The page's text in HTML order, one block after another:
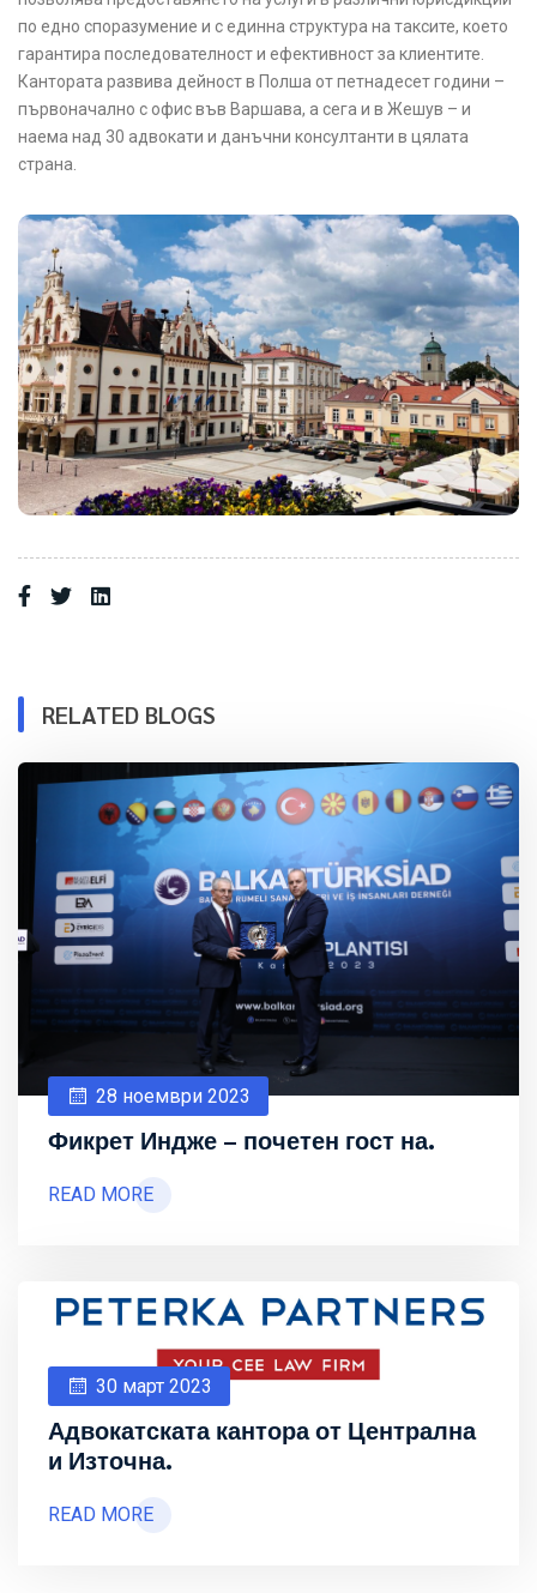
по едно споразумение и с единна структура на таксите, което
гарантира последователност и ефективност за клиентите.
Кантората развива дейност в Полша от петнадесет години –
първоначално с офис във Варшава, а сега и в Жешув – и
наема над 30 адвокати и данъчни консултанти в цялата
страна.
RELATED BLOGS
28 ноември 2023
Фикрет Индже – почетен гост на.
READ MORE
30 март 2023
Адвокатската кантора от Централна
и Източна.
READ MORE